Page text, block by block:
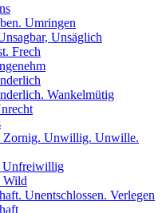
Umringen
Unsäglich
Frech
Wankelmütig
Zornig. Unwillig. Unwille.
Unfreiwillig
Wild
Unentschlossen. Verlegen